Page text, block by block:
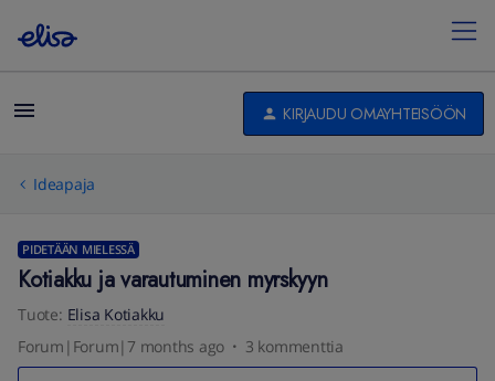
KIRJAUDU OMAYHTEISÖÖN
Ideapaja
PIDETÄÄN MIELESSÄ
Kotiakku ja varautuminen myrskyyn
Tuote: Elisa Kotiakku
Forum|Forum|7 months ago
3 kommenttia